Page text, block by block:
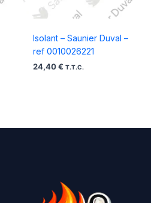
Isolant – Saunier Duval –
ref 0010026221
24,40 € T.T.C.